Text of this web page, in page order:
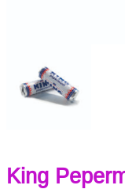
King